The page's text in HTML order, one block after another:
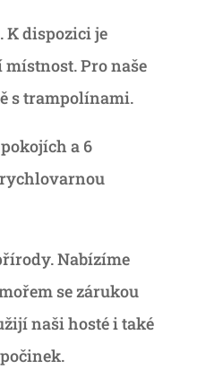
K dispozici je
Pro naše
s trampolínami.
a 6
rychlovarnou
Nabízíme
se zárukou
naši hosté i také